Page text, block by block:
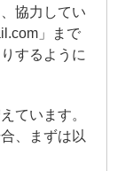
協力してい
」まで
するように
ています。
、まずは以